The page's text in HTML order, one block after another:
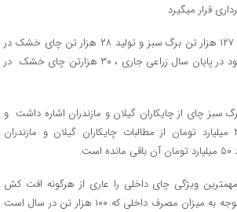
قرار میگیرد
جهانساز با اشاره به برداشت ۱۲۷ هزار تن برگ سبز و تولید ۲۸ هزار تن چای خشک در
کشور گفت پیش بینی میشود در پایان سال زراعی جاری ، ۳۰ هزارتن چای خشک در
هزار تن برگ سبز چای از چایکاران گیلان و مازندران اشاره داشت و
اظهار داشت : تاکنون ۳۲۲ میلیارد تومان از مطالبات چایکاران گیلان و مازندران
ویژگی چای داخلی را عاری از هرگونه افت کش
دانست وعنوان داشت : با توجه به میزان مصرف داخلی که ۱۰۰ هزار تن در سال است